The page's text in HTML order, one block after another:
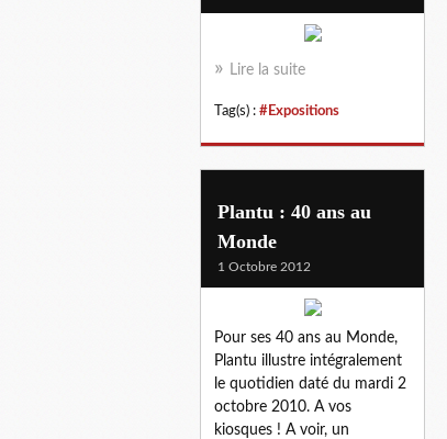
Lire la suite
Tag(s) : #Expositions
Plantu : 40 ans au
Monde
1 Octobre 2012
Pour ses 40 ans au Monde,
Plantu illustre intégralement
le quotidien daté du mardi 2
octobre 2010. A vos
kiosques ! A voir, un